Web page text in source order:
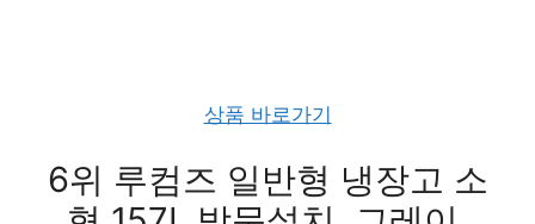
상품 바로가기
6위 루컴즈 일반형 냉장고 소